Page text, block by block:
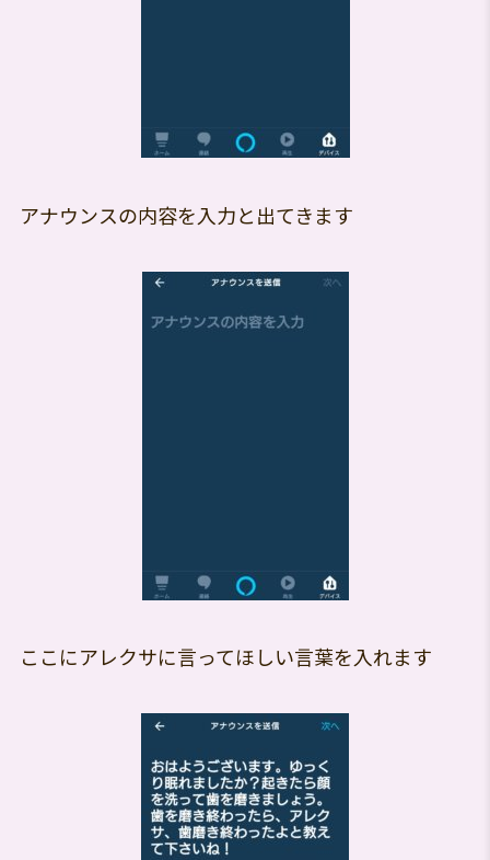
アナウンスの内容を入力と出てきます
ここにアレクサに言ってほしい言葉を入れます